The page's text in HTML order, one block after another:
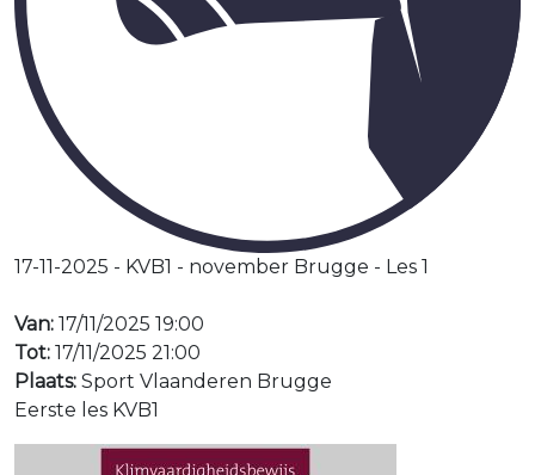
17-11-2025 - KVB1 - november Brugge - Les 1
Van: 17/11/2025 19:00
Tot: 17/11/2025 21:00
Plaats: Sport Vlaanderen Brugge
Eerste les KVB1